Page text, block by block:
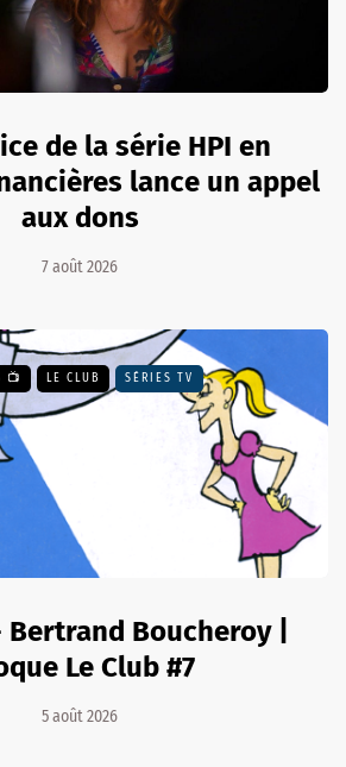
de la série HPI en
lance un appel
aux dons
7 août 2026
📺 LE CLUB SÉRIES TV
Bertrand Boucheroy |
Le Club #7
5 août 2026